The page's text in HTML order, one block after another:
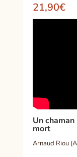
21,90€
Un
mort
Arnaud Riou